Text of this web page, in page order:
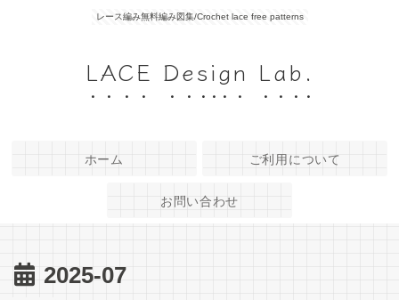
レース編み無料編み図集/Crochet lace free patterns
LACE Design Lab.
ホーム ご利用について
お問い合わせ
2025-07